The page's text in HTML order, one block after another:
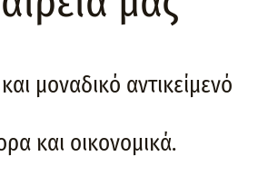
μοναδικό αντικείμενό
και οικονομικά.